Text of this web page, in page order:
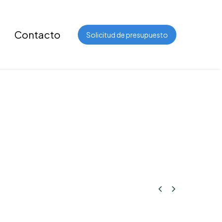
Contacto Solicitud de presupuesto
 